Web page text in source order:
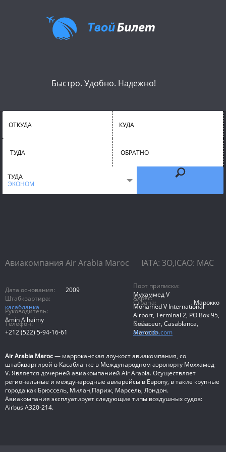
Быстро. Удобно. Надежно!
ОТКУДА КУДА
ТУДА ОБРАТНО
ТУДА
ЭКОНОМ
Авиакомпания Air Arabia Maroc IATA: 3O,ICAO: MAC
Дата основания: 2009
Порт приписки:
Мухаммед V
Штабквартира:
касабланка
Страна:
Марокко
Руководитель:
Amin Alhaimy
Адрес:
Mohamed V International
Airport, Terminal 2, PO Box 95,
Nouaceur, Casablanca,
Marocco
Телефон:
+212 (522) 5-94-16-61
Сайт:
airarabia.com
Air Arabia Maroc— марроканская лоу-кост авиакомпания, со
штабквартирой в Касабланке в Международном аэропорту Моххамед-
V. Является дочерней авиакомпанией Air Arabia. Осуществляет
региональные и международные авиарейсы в Европу, в такие крупные
города как Брюссель, Милан,Париж, Марсель, Лондон.
Авиакомпания эксплуатирует следующие типы воздушных судов:
Airbus A320-214.